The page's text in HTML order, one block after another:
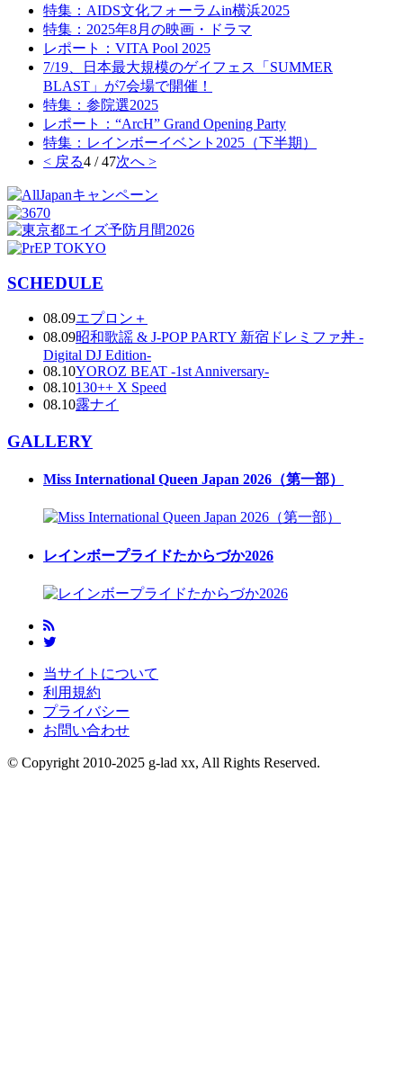
特集：AIDS文化フォーラムin横浜2025
特集：2025年8月の映画・ドラマ
レポート：VITA Pool 2025
7/19、日本最大規模のゲイフェス「SUMMER
BLAST」が7会場で開催！
特集：参院選2025
レポート：“ArcH” Grand Opening Party
特集：レインボーイベント2025（下半期）
< 戻る4 / 47次へ >
SCHEDULE
08.09エプロン＋
08.09昭和歌謡 & J-POP PARTY 新宿ドレミファ丼 -
Digital DJ Edition-
08.10YOROZ BEAT -1st Anniversary-
08.10130++ X Speed
08.10露ナイ
GALLERY
Miss International Queen Japan 2026（第一部）
レインボープライドたからづか2026
当サイトについて
利用規約
プライバシー
お問い合わせ
© Copyright 2010-2025 g-lad xx, All Rights Reserved.